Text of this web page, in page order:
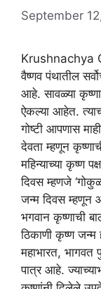
September
Krushnachya
वैष्णव पंथातील
आहे. सावळ्या
ऐकल्या आहेत.
गोष्टी आपणास
देवता म्हणून
महिन्याच्या कृष्ण
दिवस म्हणजे
जन्म दिवस म्हणून
भगवान कृष्णाची
ठिकाणी कृष्ण जन्म
महाभारत, भागवत
पात्र आहे.